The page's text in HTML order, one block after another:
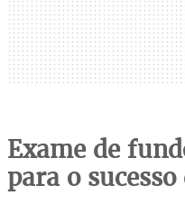
Exame de
para o